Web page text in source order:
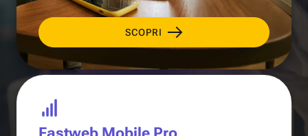
SCOPRI
Fastweb Mobile Pro